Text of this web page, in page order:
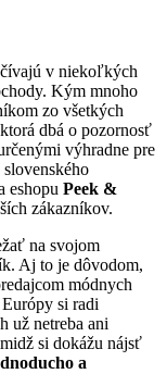
v niekoľkých
Kým mnoho
zo všetkých
dbá o pozornosť
výhradne pre
eshopu Peek &
zákazníkov.
na svojom
Aj to je dôvodom,
módnych
si radi
už netreba ani
si dokážu nájsť
a